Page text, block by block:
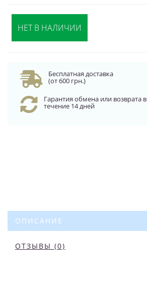
НЕТ В НАЛИЧИИ
Бесплатная доставка
(от 600 грн.)
Гарантия обмена или возврата в
течение 14 дней
ОПИСАНИЕ
ОТЗЫВЫ (0)